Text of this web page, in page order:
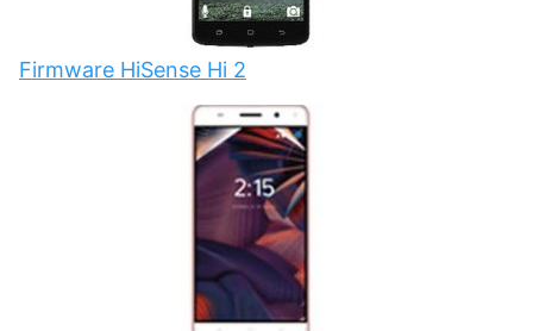
Firmware HiSense Hi 2